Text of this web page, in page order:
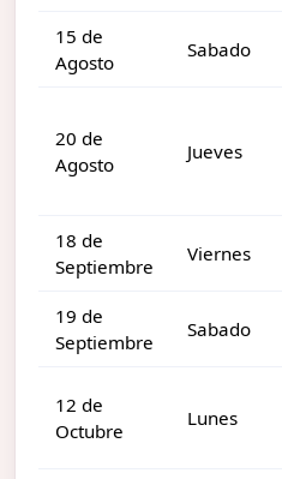
15 de
Agosto
Sabado
20 de
Agosto
Jueves
18 de
Septiembre
Viernes
19 de
Septiembre
Sabado
12 de
Octubre
Lunes